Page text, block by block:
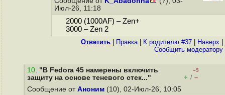
Июл-26, 11:18
2000 (1000AF) – Zen+
3000 – Zen 2
Ответить Правка| К родителю #37 Наверх
Cообщить модератору
10. "В Fedora 45 намерены включить
защиту на основе теневого стек..."
–5
+ / –
Сообщение от Аноним (10), 02-Июл-26, 10:05